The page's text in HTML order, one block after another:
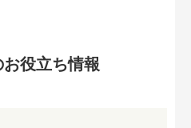
役立ち情報